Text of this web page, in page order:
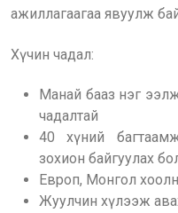
ажиллагаагаа явуулж
Хүчин чадал:
Манай бааз нэг
чадалтай
40 хүний
зохион байгуулах
Европ, Монгол
Жуулчин хүлээж